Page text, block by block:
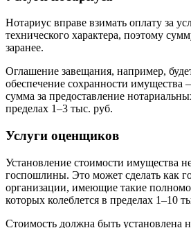
Нотариус вправе взимать оплату за
технического характера, поэтому
заранее.
Оглашение завещания, например,
обеспечение сохранности
сумма за предоставление
пределах 1–3 тыс. руб.
Услуги оценщиков
Установление стоимости имущества
госпошлины. Это может сделать как
организации, имеющие такие
которых колеблется в пределах 1–10
Стоимость должна быть установлена